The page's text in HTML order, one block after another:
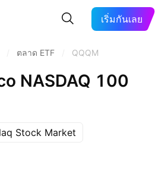
เริ่มกันเลย
ตลาด ETF QQQM
NASDAQ 100
Stock Market